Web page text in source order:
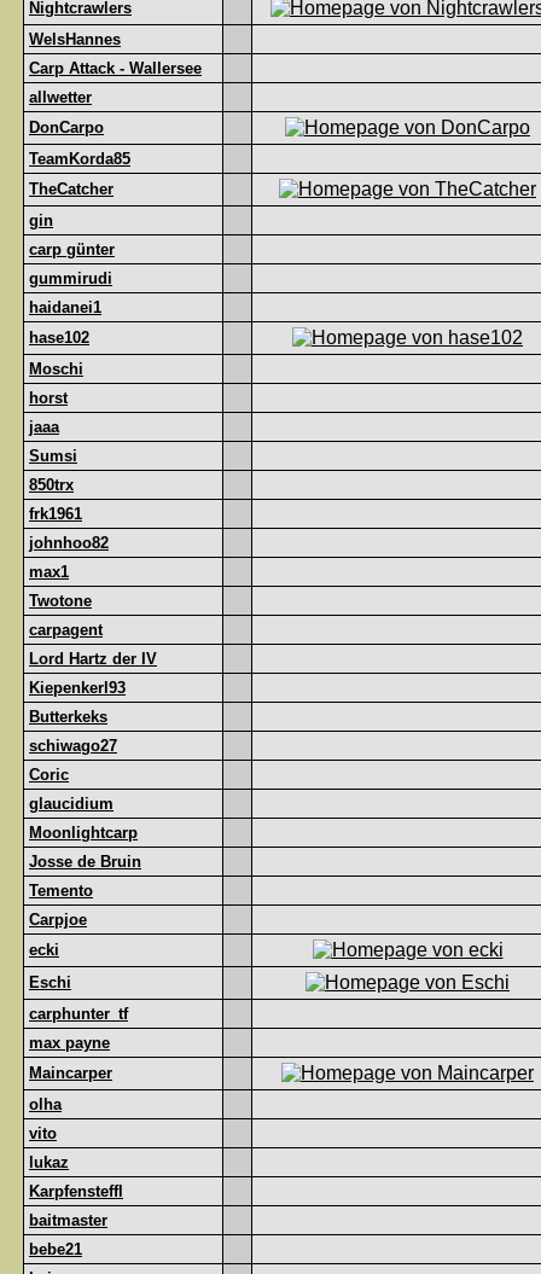
Nightcrawlers
WelsHannes
Carp Attack - Wallersee
allwetter
DonCarpo
TeamKorda85
TheCatcher
gin
carp günter
gummirudi
haidanei1
hase102
Moschi
horst
jaaa
Sumsi
850trx
frk1961
johnhoo82
max1
Twotone
carpagent
Lord Hartz der IV
Kiepenkerl93
Butterkeks
schiwago27
Coric
glaucidium
Moonlightcarp
Josse de Bruin
Temento
Carpjoe
ecki
Eschi
carphunter_tf
max payne
Maincarper
olha
vito
lukaz
Karpfensteffl
baitmaster
bebe21